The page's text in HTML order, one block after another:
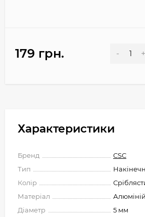
179 грн. - +
Характеристики
Бренд
CSC
Тип
Колір
Матеріал
Алюміній
Діаметр
5 мм